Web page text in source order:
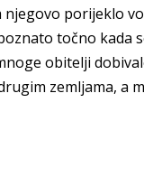
njegovo porijeklo
točno kada
obitelji
zemljama, a